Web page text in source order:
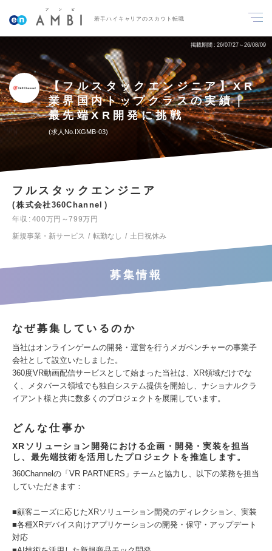
若手ハイキャリアのスカウト転職
掲載期間 26/07/27～26/08/09
【フルスタックエンジニア】XR
業界国内トップクラスの実績｜
最先端XR開発に挑戦
求人No.IXGMB-03
フルスタックエンジニア
株式会社360Channel
年収
400万円～799万円
新規事業・新サービス
転勤なし 土日祝休み
募集情報
なぜ募集しているのか
当社はオンラインゲームの開発・運営を行うメガベンチャーの事業子
会社として設立いたしました。
360度VR動画配信サービスとして始まった当社は、XR領域だけでな
く、メタバース領域でも独自システム提供を開始し、ナショナルクラ
イアント様と共に数多くのプロジェクトを展開しています。
どんな仕事か
XRソリューション開発における企画・開発・実装を担当
し、最先端技術を活用したプロジェクトを推進します。
360Channelの「VR PARTNERS」チームと協力し、以下の業務を担当
していただきます：
■顧客ニーズに応じたXRソリューション開発のディレクション、実装
■各種XRデバイス向けアプリケーションの開発・保守・アップデート
対応